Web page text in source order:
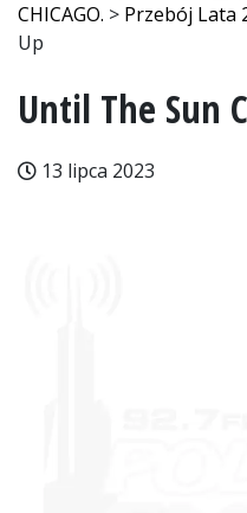
CHICAGO. > Przebój Lata
Up
Until The Sun
13 lipca 2023